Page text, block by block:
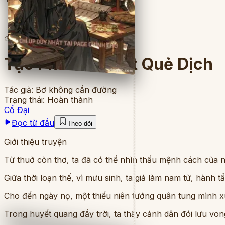
6lượt đọc· 10chương
Tạo Phản Từ Một Quẻ Dịch
Tác giả: Bơ không cần đường
Trạng thái: Hoàn thành
Cổ Đại
Đọc từ đầu
Theo dõi
Giới thiệu truyện
Từ thuở còn thơ, ta đã có thể nhìn thấu mệnh cách của
Giữa thời loạn thế, vì mưu sinh, ta giả làm nam tử, hành
Cho đến ngày nọ, một thiếu niên tướng quân tung mình
Trong huyết quang đầy trời, ta thấy cảnh dân đói lưu